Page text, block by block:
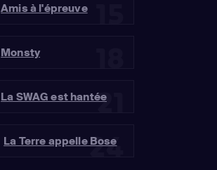
Amis à l'épreuve
Monsty
21
La SWAG est hantée
24
La Terre appelle Bose